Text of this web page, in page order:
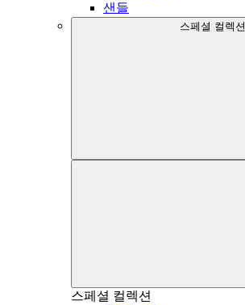
샌들
스페셜 컬렉션
스페셜 컬렉션